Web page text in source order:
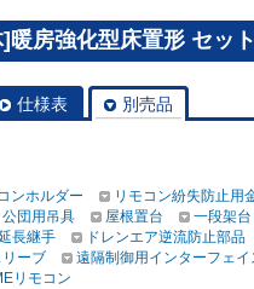
暖房強化型床置形 セッ
仕様表 別売品
ンホルダー
リモコン紛失防止用
公団用吊具 屋根置台
一段架台
長継手
ドレンエア逆流防止部品
ーブ
遠隔制御用インターフェイ
リモコン